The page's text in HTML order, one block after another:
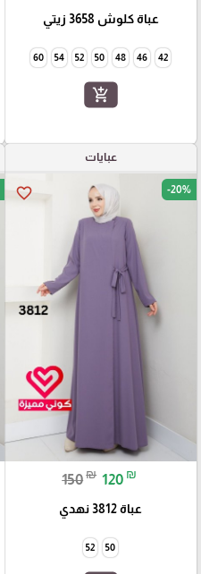
عباة كلوش 3658 زيتي
42
46
48
50
52
54
60
add_shopping_cart
عبايات
favorite_border -20%
150₪ 120 ₪
عباة 3812 نهدي
50
52